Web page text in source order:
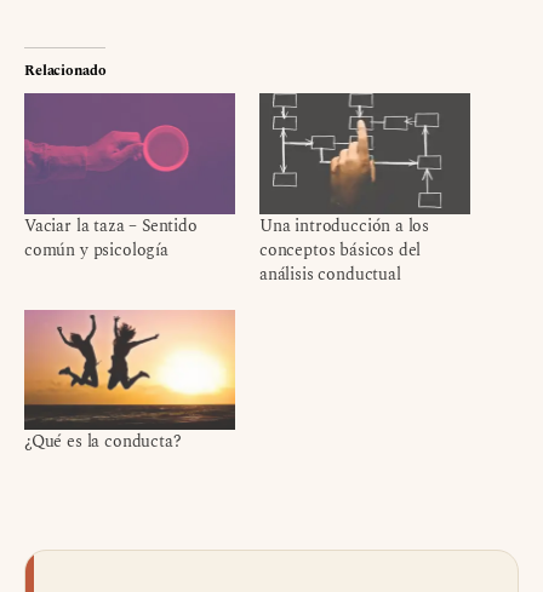
Relacionado
Vaciar la taza – Sentido
común y psicología
Una introducción a los
conceptos básicos del
análisis conductual
¿Qué es la conducta?